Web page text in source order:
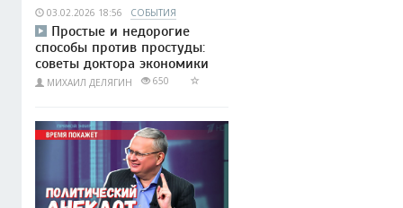
03.02.2026 18:56 СОБЫТИЯ
Простые и недорогие
способы против простуды:
советы доктора экономики
МИХАИЛ ДЕЛЯГИН 650